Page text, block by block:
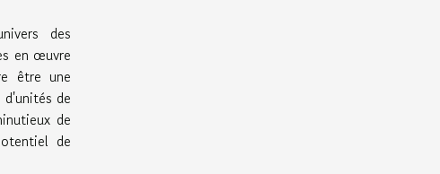
des
en œuvre
être une
de
de
de